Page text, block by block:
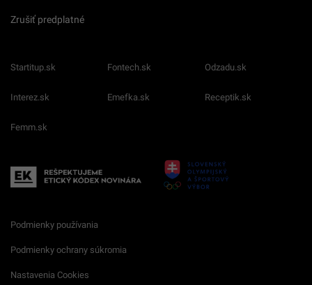
Zrušiť predplatné
Startitup.sk Fontech.sk Odzadu.sk
Interez.sk Emefka.sk Receptik.sk
Femm.sk
Podmienky používania
Podmienky ochrany súkromia
Nastavenia Cookies